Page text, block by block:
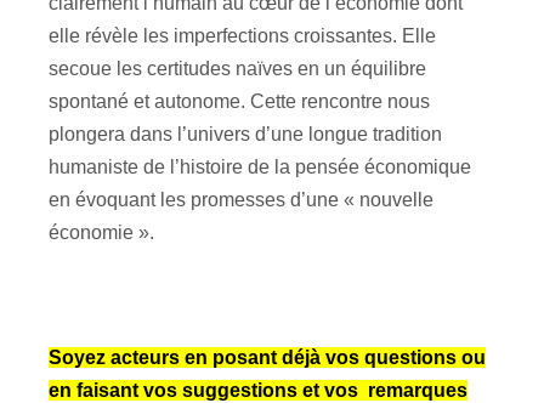
elle révèle les imperfections croissantes. Elle
secoue les certitudes naïves en un équilibre
spontané et autonome. Cette rencontre nous
plongera dans l’univers d’une longue tradition
humaniste de l’histoire de la pensée économique
en évoquant les promesses d’une « nouvelle
économie ».
Soyez acteurs en posant déjà vos questions ou
en faisant vos suggestions et vos remarques